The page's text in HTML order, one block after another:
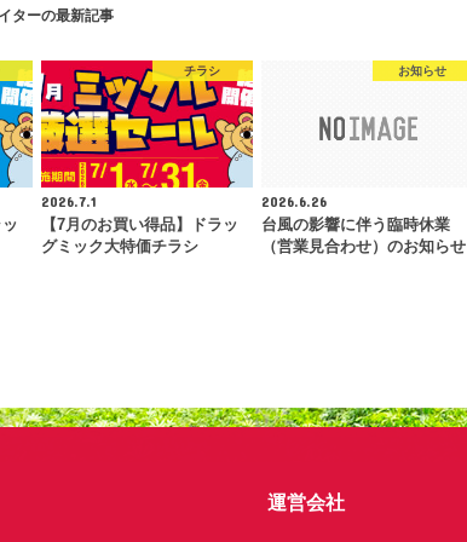
ターの最新記事
チラシ
2026.7.1
【7月のお買い得品】ドラッ
グミック大特価チラシ
お知らせ
2026.6.26
台風の影響に伴う臨時休業
（営業見合わせ）のお知らせ
運営会社